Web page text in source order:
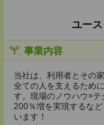
ユー
事業内容
当社は、利用者とその
全ての人を支えるため
す。現場のノウハウ×
200％増を実現するな
います！